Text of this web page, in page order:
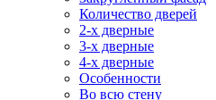
Количество дверей
2-х дверные
3-х дверные
4-х дверные
Особенности
Во всю стену